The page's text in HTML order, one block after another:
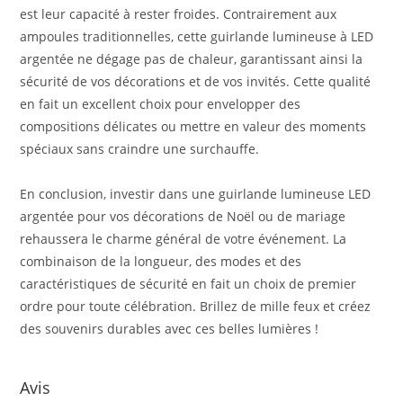
est leur capacité à rester froides. Contrairement aux
ampoules traditionnelles, cette guirlande lumineuse à LED
argentée ne dégage pas de chaleur, garantissant ainsi la
sécurité de vos décorations et de vos invités. Cette qualité
en fait un excellent choix pour envelopper des
compositions délicates ou mettre en valeur des moments
spéciaux sans craindre une surchauffe.
En conclusion, investir dans une guirlande lumineuse LED
argentée pour vos décorations de Noël ou de mariage
rehaussera le charme général de votre événement. La
combinaison de la longueur, des modes et des
caractéristiques de sécurité en fait un choix de premier
ordre pour toute célébration. Brillez de mille feux et créez
des souvenirs durables avec ces belles lumières !
Avis